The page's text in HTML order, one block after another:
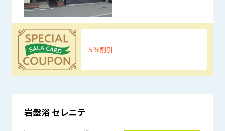
優待特典
５％割引
岩盤浴 セレニテ